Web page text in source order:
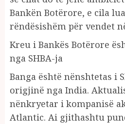
Bankën Botërore, e cila
rëndësishëm për vendet
Kreu i Bankës Botërore
nga SHBA-ja
Banga është nënshtetas i
origjinë nga India.
nënkryetar i kompanisë
Atlantic. Ai gjithashtu